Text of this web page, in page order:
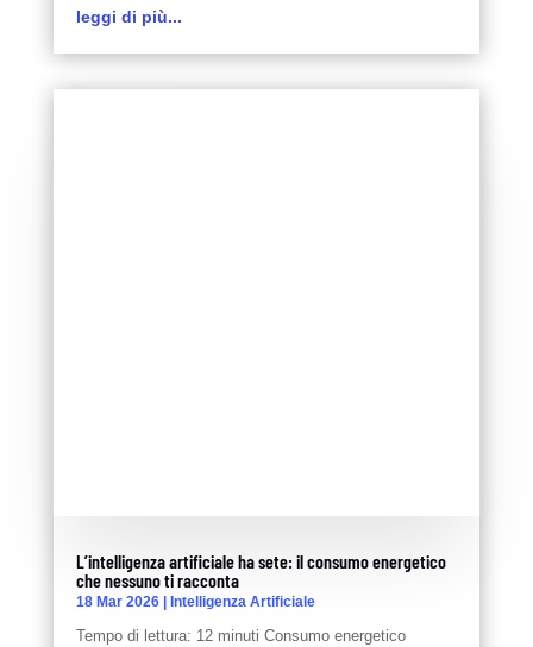
leggi di più...
L’intelligenza artificiale ha sete: il consumo energetico
che nessuno ti racconta
18 Mar 2026| Intelligenza Artificiale
Tempo di lettura: 12 minuti Consumo energetico